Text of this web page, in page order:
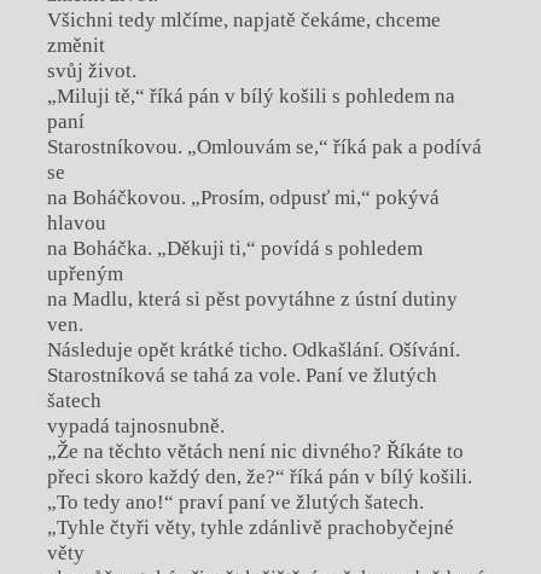
Všichni tedy mlčíme, napjatě čekáme, chceme
změnit
svůj život.
„Miluji tě,“ říká pán v bílý košili s pohledem na
paní
Starostníkovou. „Omlouvám se,“ říká pak a podívá
se
na Boháčkovou. „Prosím, odpusť mi,“ pokývá
hlavou
na Boháčka. „Děkuji ti,“ povídá s pohledem
upřeným
na Madlu, která si pěst povytáhne z ústní dutiny
ven.
Následuje opět krátké ticho. Odkašlání. Ošívání.
Starostníková se tahá za vole. Paní ve žlutých
šatech
vypadá tajnosnubně.
„Že na těchto větách není nic divného? Říkáte to
přeci skoro každý den, že?“ říká pán v bílý košili.
„To tedy ano!“ praví paní ve žlutých šatech.
„Tyhle čtyři věty, tyhle zdánlivě prachobyčejné
věty